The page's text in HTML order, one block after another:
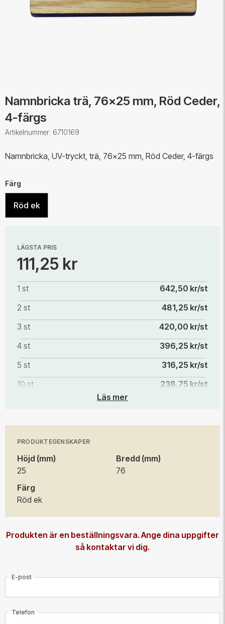
Namnbricka trä, 76x25 mm, Röd Ceder,
4-färgs
Artikelnummer: 6710169
Namnbricka, UV-tryckt, trä, 76x25 mm, Röd Ceder, 4-färgs
Färg
Röd ek
LÄGSTA PRIS
111,25 kr
1 st
642,50 kr/st
2 st
481,25 kr/st
3 st
420,00 kr/st
4 st
396,25 kr/st
5 st
316,25 kr/st
10 st
238,75 kr/st
200 st
500 st
Läs mer
PRODUKTEGENSKAPER
Höjd (mm)
25
Bredd (mm)
76
Färg
Röd ek
Produkten är en beställningsvara. Ange dina uppgifter
så kontaktar vi dig.
E-post
Telefon